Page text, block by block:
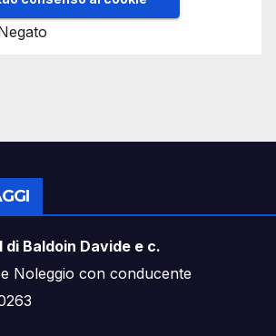
di Baldoin Davide e c.
Noleggio con conducente